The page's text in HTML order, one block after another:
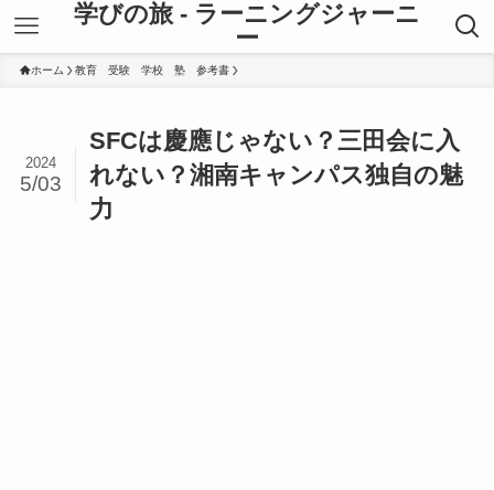
学びの旅 - ラーニングジャーニ
ー
ホーム 教育 受験 学校 塾 参考書
SFCは慶應じゃない？三田会に入
れない？湘南キャンパス独自の魅
力
2024
5/03